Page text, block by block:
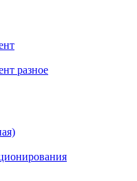
разное